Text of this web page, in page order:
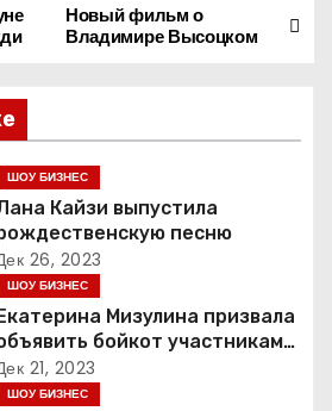
Новый фильм о
Владимире Высоцком
ШОУ БИЗНЕС
Кайзи выпустила
песню
26, 2023
ШОУ БИЗНЕС
Мизулина призвала
бойкот участникам
вечеринки» Насти
Ивлеевой
21, 2023
ШОУ БИЗНЕС